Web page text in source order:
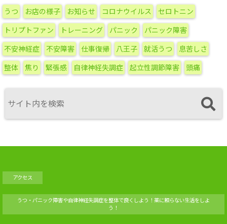
カ
イ
ブ
うつ お店の様子 お知らせ コロナウイルス セロトニン
トリプトファン トレーニング パニック パニック障害
不安神経症 不安障害 仕事復帰 八王子 就活うつ 息苦しさ
整体 焦り 緊張感 自律神経失調症 起立性調節障害 頭痛
アクセス
うつ・パニック障害や自律神経失調症を整体で良くしよう！薬に頼らない生活をしよ
う！